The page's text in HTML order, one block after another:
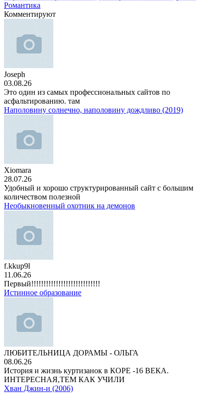
Романтика
Комментируют
Joseph
03.08.26
Это один из самых профессиональных сайтов по
асфальтированию. там
Наполовину солнечно, наполовину дождливо (2019)
Xiomara
28.07.26
Удобный и хорошо структурированный сайт с большим
количеством полезной
Необыкновенный охотник на демонов
f.kkup9l
11.06.26
Первый!!!!!!!!!!!!!!!!!!!!!!!!!!!!
Истинное образование
ЛЮБИТЕЛЬНИЦА ДОРАМЫ - ОЛЬГА
08.06.26
История и жизнь куртизанок в КОРЕ -16 ВЕКА.
ИНТЕРЕСНАЯ,ТЕМ КАК УЧИЛИ
Хван Джин-и (2006)